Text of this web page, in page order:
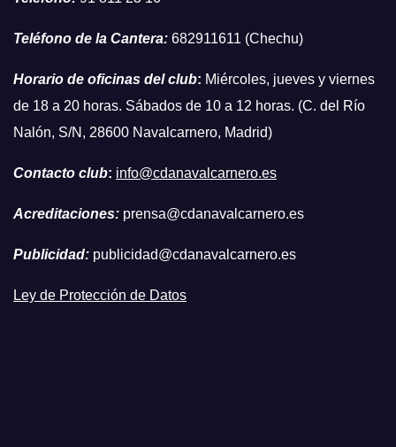
Teléfono de la Cantera: 682911611 (Chechu)
Horario de oficinas del club: Miércoles, jueves y viernes
de 18 a 20 horas. Sábados de 10 a 12 horas. (C. del Río
Nalón, S/N, 28600 Navalcarnero, Madrid)
Contacto club: info@cdanavalcarnero.es
Acreditaciones: prensa@cdanavalcarnero.es
Publicidad: publicidad@cdanavalcarnero.es
Ley de Protección de Datos